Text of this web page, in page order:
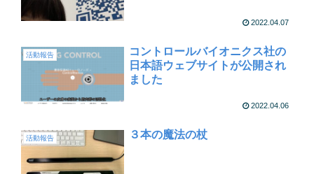
2022.04.07
活動報告
コントロールバイオニクス社の
日本語ウェブサイトが公開され
ました
2022.04.06
活動報告 ３本の魔法の杖